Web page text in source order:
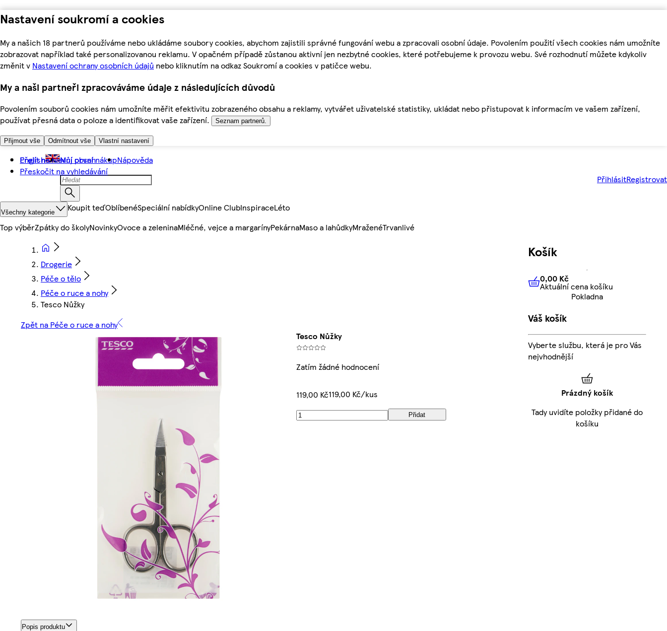
Nastavení soukromí a cookies
My a našich 18 partnerů používáme nebo ukládáme soubory cookies, abychom zajistili správné fungování webu a zpracovali osobní údaje. Povolením použití všech cookies nám umožníte
zobrazovat například také personalizovanou reklamu. V opačném případě zůstanou aktivní jen nezbytné cookies, které potřebujeme k provozu webu. Své rozhodnutí můžete kdykoliv
změnit v Nastavení ochrany osobních údajů nebo kliknutím na odkaz Soukromí a cookies v patičce webu.
My a naši partneři zpracováváme údaje z následujících důvodů
Povolením souborů cookies nám umožníte měřit efektivitu zobrazeného obsahu a reklamy, vytvářet uživatelské statistiky, ukládat nebo přistupovat k informacím ve vašem zařízení,
používat přesná data o poloze a identifikovat vaše zařízení.
Seznam partnerů.
Přijmout vše Odmítnout vše Vlastní nastavení
Přejít na hlavní obsah
Přeskočit na vyhledávání
English Můj první nákupNápověda
PřihlásitRegistrovat
Všechny kategorie Koupit teďOblíbenéSpeciální nabídkyOnline ClubInspiraceLéto
Top výběrZpátky do školyNovinkyOvoce a zeleninaMléčné, vejce a margarínyPekárnaMaso a lahůdkyMraženéTrvanlivé
Drogerie
Péče o tělo
Péče o ruce a nohy
Tesco Nůžky
Zpět na Péče o ruce a nohy
Tesco Nůžky
Zatím žádné hodnocení
119,00 Kč119,00 Kč/kus
Přidat
Popis produktu
Košík
0,00 KčAktuální cena košíku
0,00 Kč
Aktuální cena košíku
Pokladna
Váš košík
Vyberte službu, která je pro Vás
nejvhodnější
Prázdný košík
Tady uvidíte položky přidané do
košíku